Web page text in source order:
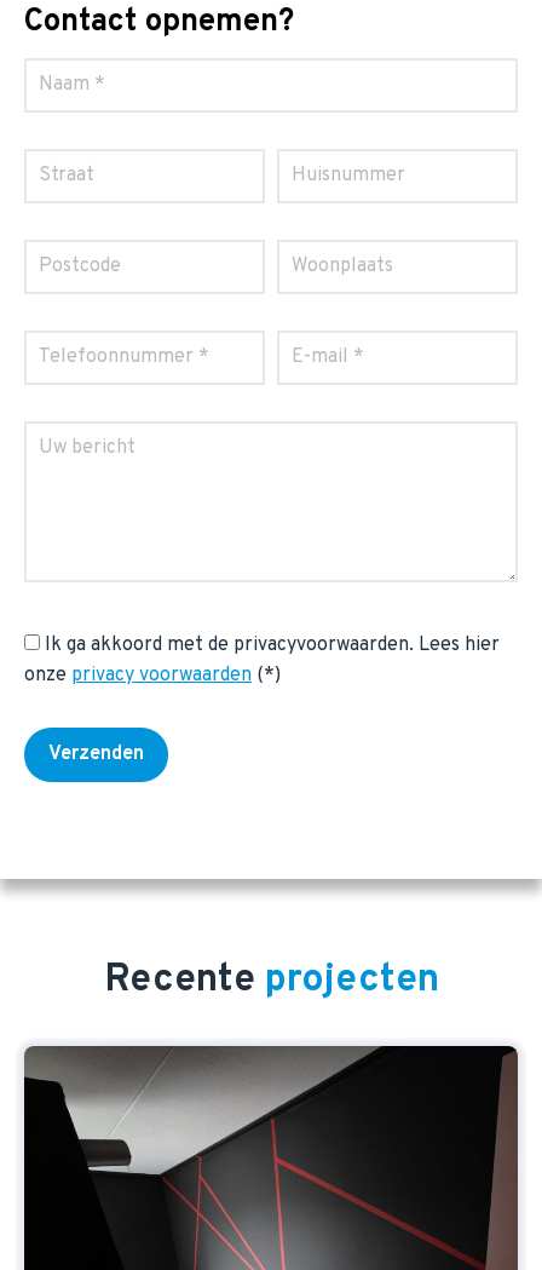
Contact opnemen?
Ik ga akkoord met de privacyvoorwaarden. Lees hier
onze privacy voorwaarden (*)
Recente projecten